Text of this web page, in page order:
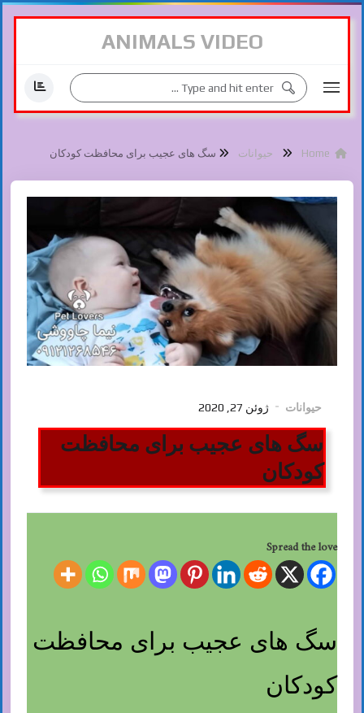
ANIMALS VIDEO
حیوانات سگ های عجیب برای محافظت کودکان
حیوانات ژوئن 27, 2020
سگ های عجیب برای محافظت
کودکان
Spread the love
سگ های عجیب برای محافظت
کودکان